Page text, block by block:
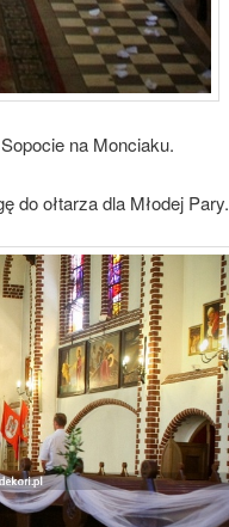
na Monciaku.
do ołtarza dla Młodej Pary.